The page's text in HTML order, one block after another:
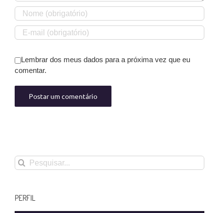
Lembrar dos meus dados para a próxima vez que eu
comentar.
Buscar
resultados
PERFIL